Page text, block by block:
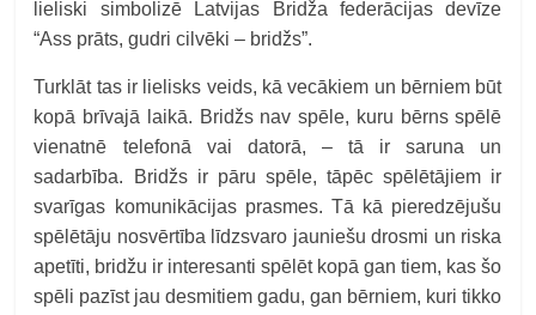
lieliski simbolizē Latvijas Bridža federācijas devīze
“Ass prāts, gudri cilvēki – bridžs”.
Turklāt tas ir lielisks veids, kā vecākiem un bērniem būt
kopā brīvajā laikā. Bridžs nav spēle, kuru bērns spēlē
vienatnē telefonā vai datorā, – tā ir saruna un
sadarbība. Bridžs ir pāru spēle, tāpēc spēlētājiem ir
svarīgas komunikācijas prasmes. Tā kā pieredzējušu
spēlētāju nosvērtība līdzsvaro jauniešu drosmi un riska
apetīti, bridžu ir interesanti spēlēt kopā gan tiem, kas šo
spēli pazīst jau desmitiem gadu, gan bērniem, kuri tikko